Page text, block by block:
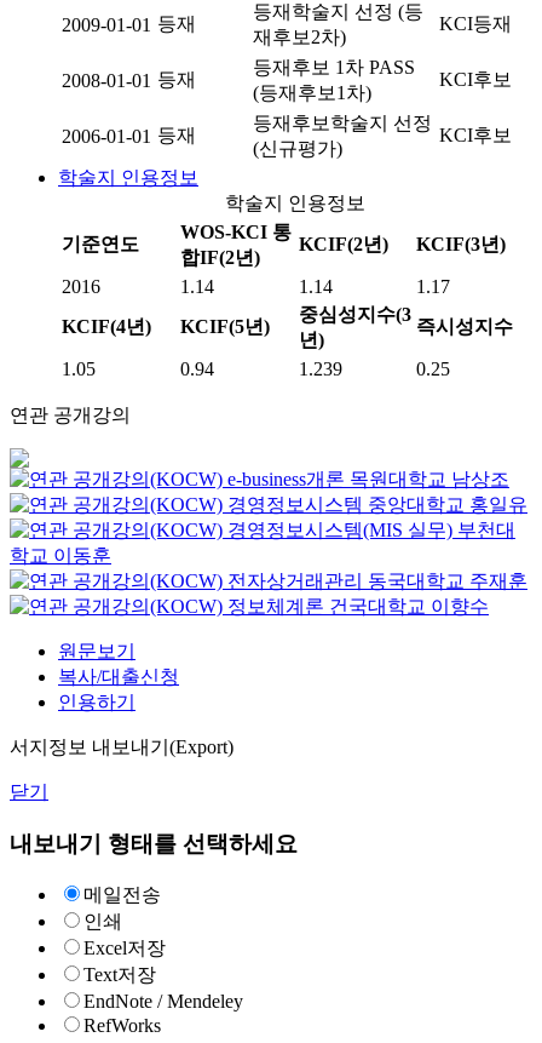
2009-01-01 등재
등재학술지 선정 (등
재후보2차)
KCI등재
2008-01-01 등재
등재후보 1차 PASS
(등재후보1차)
KCI후보
2006-01-01 등재
등재후보학술지 선정
(신규평가)
KCI후보
학술지 인용정보
학술지 인용정보
기준연도
WOS-KCI 통
합IF(2년)
KCIF(2년) KCIF(3년)
2016 1.14 1.14
1.17
KCIF(4년)
KCIF(5년)
중심성지수(3
년)
즉시성지수
1.05 0.94 1.239 0.25
연관 공개강의
e-business개론 목원대학교 남상조
경영정보시스템 중앙대학교 홍일유
경영정보시스템(MIS 실무) 부천대
학교 이동훈
전자상거래관리 동국대학교 주재훈
정보체계론 건국대학교 이향수
원문보기
복사/대출신청
인용하기
서지정보 내보내기(Export)
닫기
내보내기 형태를 선택하세요
메일전송
인쇄
Excel저장
Text저장
EndNote / Mendeley
RefWorks